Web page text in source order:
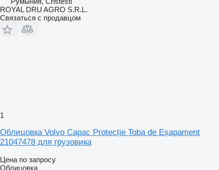
ROYAL DRU AGRO S.R.L.
Связаться с продавцом
1
Облицовка Volvo Capac Protecție Toba de Eșapament
21047478 для грузовика
Цена по запросу
Облицовка